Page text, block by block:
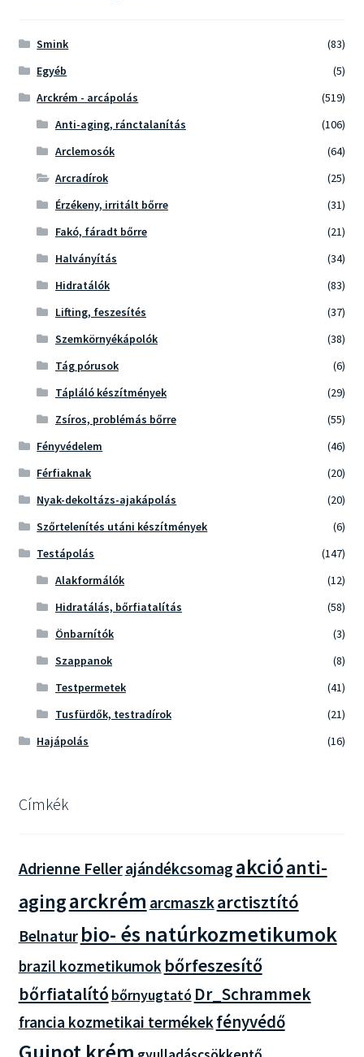
Smink
(83)
Egyéb
(5)
Arckrém - arcápolás
(519)
Anti-aging, ránctalanítás
(106)
Arclemosók
(64)
Arcradírok
(25)
Érzékeny, irritált bőrre
(31)
Fakó, fáradt bőrre
(21)
Halványítás
(34)
Hidratálók
(83)
Lifting, feszesítés
(37)
Szemkörnyékápolók
(38)
Tág pórusok
(6)
Tápláló készítmények
(29)
Zsíros, problémás bőrre
(55)
Fényvédelem
(46)
Férfiaknak
(20)
Nyak-dekoltázs-ajakápolás
(20)
Szőrtelenítés utáni készítmények
(6)
Testápolás
(147)
Alakformálók
(12)
Hidratálás, bőrfiatalítás
(58)
Önbarnítók
(3)
Szappanok
(8)
Testpermetek
(41)
Tusfürdők, testradírok
(21)
Hajápolás
(16)
Címkék
Adrienne Fellerajándékcsomag akcióanti-
agingarckrém arcmaszkarctisztító
Belnatur bio- és natúrkozmetikumok
brazil kozmetikumok bőrfeszesítő
bőrfiatalító bőrnyugtató Dr_Schrammek
francia kozmetikai termékek fényvédő
Guinot krém